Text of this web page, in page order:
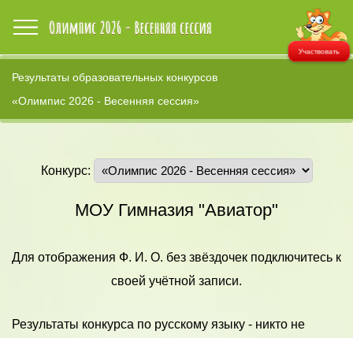
Участвовать
Результаты образовательных конкурсов
«Олимпис 2026 - Весенняя сессия»
Конкурс:
МОУ Гимназия "Авиатор"
Для отображения Ф. И. О. без звёздочек подключитесь к
своей учётной записи.
Результаты конкурса по русскому языку - никто не